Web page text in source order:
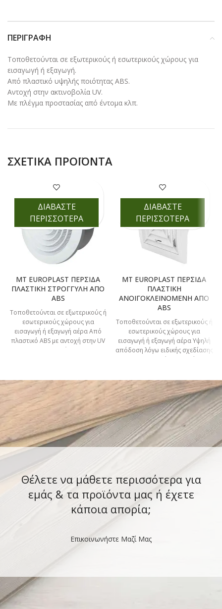
ΠΕΡΙΓΡΑΦΉ
Τοποθετούνται σε εξωτερικούς ή εσωτερικούς χώρους για
εισαγωγή ή εξαγωγή.
Από πλαστικό υψηλής ποιότητας ABS.
Αντοχή στην ακτινοβολία UV.
Με πλέγμα προστασίας από έντομα κλπ.
ΣΧΕΤΙΚΆ ΠΡΟΪΌΝΤΑ
MT EUROPLAST ΠΕΡΣΙΔΑ
ΠΛΑΣΤΙΚΗ ΣΤΡΟΓΓΥΛΗ ΑΠΟ
ABS
Τοποθετούνται σε εξωτερικούς ή
εσωτερικούς χώρους για
εισαγωγή ή εξαγωγή αέρα Από
πλαστικό ΑBS με αντοχή στην UV
ακτινοβολία Με
ΔΙΑΒΑΣΤΕ
ΠΕΡΙΣΣΟΤΕΡΑ
MT EUROPLAST ΠΕΡΣΙΔΑ
ΠΛΑΣΤΙΚΗ
ΑΝΟΙΓΟΚΛΕΙΝΟΜΕΝΗ ΑΠΟ
ABS
Τοποθετούνται σε εξωτερικούς ή
εσωτερικούς χώρους για
εισαγωγή ή εξαγωγή αέρα Υψηλή
απόδοση λόγω ειδικής σχεδίασης
με 4 διαφορετικές κατευθύνσεις
ΔΙΑΒΑΣΤΕ
ΠΕΡΙΣΣΟΤΕΡΑ
Θέλετε να μάθετε περισσότερα για
εμάς & τα προϊόντα μας ή έχετε
κάποια απορία;
Επικοινωνήστε Μαζί Μας